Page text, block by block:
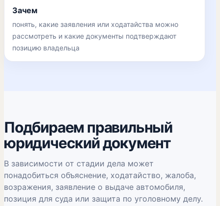
Зачем
понять, какие заявления или ходатайства можно
рассмотреть и какие документы подтверждают
позицию владельца
Подбираем правильный
юридический документ
В зависимости от стадии дела может
понадобиться объяснение, ходатайство, жалоба,
возражения, заявление о выдаче автомобиля,
позиция для суда или защита по уголовному делу.